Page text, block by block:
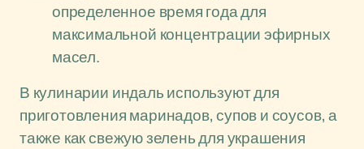
определенное время года для
максимальной концентрации эфирных
масел.
В кулинарии индаль используют для
приготовления маринадов, супов и соусов, а
также как свежую зелень для украшения